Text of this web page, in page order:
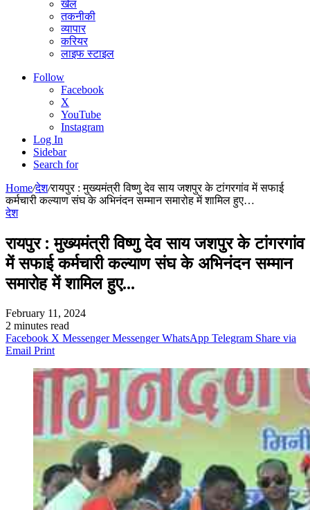
खेल
तकनीकी
व्यापार
करियर
लाइफ स्टाइल
Follow
Facebook
X
YouTube
Instagram
Log In
Sidebar
Search for
Home/देश/रायपुर : मुख्यमंत्री विष्णु देव साय जशपुर के टांगरगांव में सफाई
कर्मचारी कल्याण संघ के अभिनंदन सम्मान समारोह में शामिल हुए…
देश
रायपुर : मुख्यमंत्री विष्णु देव साय जशपुर के टांगरगांव
में सफाई कर्मचारी कल्याण संघ के अभिनंदन सम्मान
समारोह में शामिल हुए…
February 11, 2024
2 minutes read
Facebook X Messenger Messenger WhatsApp Telegram Share via
Email Print